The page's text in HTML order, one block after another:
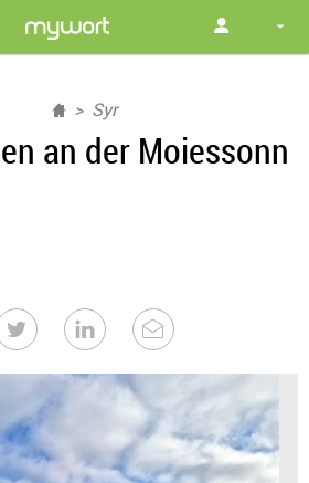
Syr
an der Moiessonn